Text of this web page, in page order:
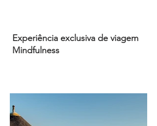
Experiência exclusiva de viagem
Mindfulness